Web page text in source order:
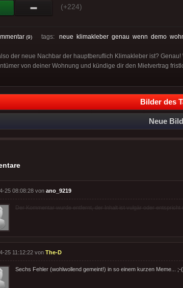
(+224)
(9) tags: neue klimakleber genau wenn demo
der neue Nachbar der hauptberuflich Klimakleber ist?
von deiner Wohnung und kündige dir den Mietvertrag
Bilder des
Neue
25 08:08:28 von ano_9219
Der Kommentar wurde entfernt, der Inhalt ist vulgär oder entspricht
25 11:12:22 von The-D
Sechs Fehler (wohlwollend gemeint!) in so einem kurzen Meme... ;-(